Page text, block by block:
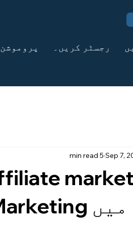
پروموشن رجسٹر کریں۔
Sep 7,
5 min read